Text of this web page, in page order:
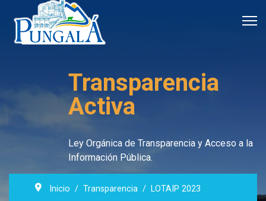
Transparencia
Activa
Ley Orgánica de Transparencia y Acceso a la
Información Pública.
Inicio Transparencia
LOTAIP 2023